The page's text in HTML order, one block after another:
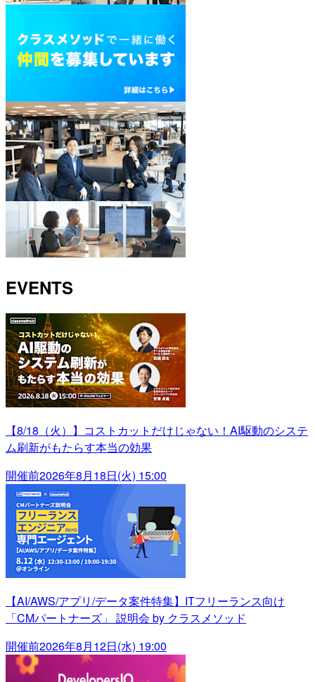
EVENTS
【8/18（火）】コストカットだけじゃない！AI駆動のシステ
ム刷新がもたらす本当の効果
開催前2026年8月18日(火) 15:00
【AI/AWS/アプリ/データ案件特集】ITフリーランス向け
「CMパートナーズ」 説明会 by クラスメソッド
開催前2026年8月12日(水) 19:00